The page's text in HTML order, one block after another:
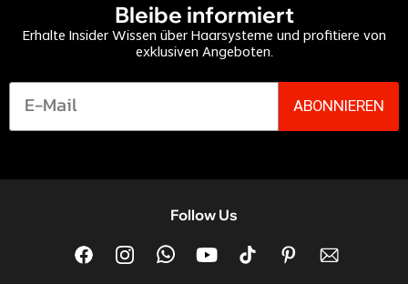
Bleibe informiert
Erhalte Insider Wissen über Haarsysteme und profitiere von
exklusiven Angeboten.
ABONNIEREN
Follow Us